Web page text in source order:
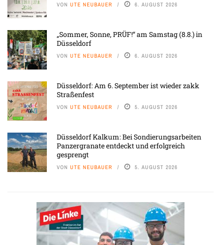
VON UTE NEUBAUER 6. AUGUST 2026
„Sommer, Sonne, PRÜF!“ am Samstag (8.8.) in
Düsseldorf
VON UTE NEUBAUER 6. AUGUST 2026
Düsseldorf: Am 6. September ist wieder zakk
Straßenfest
VON UTE NEUBAUER 5. AUGUST 2026
Düsseldorf Kalkum: Bei Sondierungsarbeiten
Panzergranate entdeckt und erfolgreich
gesprengt
VON UTE NEUBAUER 5. AUGUST 2026